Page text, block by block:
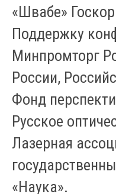
«Швабе»
Поддержку
Минпромторг
России,
Фонд
Русское
Лазерная
«Наука».